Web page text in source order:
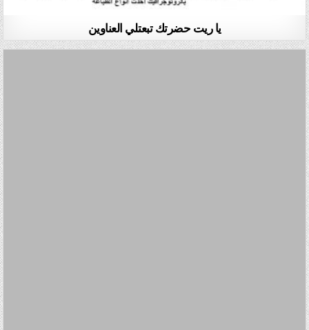
يا ريت حضرتك تبعتلي العناوين